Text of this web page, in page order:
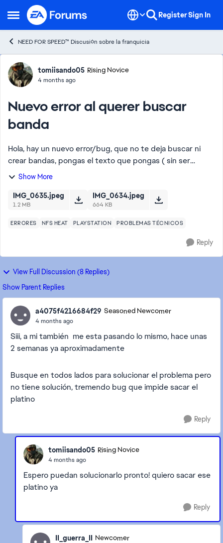
Open Side Menu
Skip to content RegisterSign In
NEED FOR SPEED™ Discusión sobre la franquicia
Forum Discussion
tomiisando05 Rising Novice
4 months ago
Nuevo error al querer buscar
banda
Hola, hay un nuevo error/bug, que no te deja buscar ni
crear bandas, pongas el texto que pongas ( sin ser
contenido obsceno), no te dejará crear ni buscar la banda
Show More
IMG_0635.jpeg
1.2 MB
IMG_0634.jpeg
664 KB
ERRORES NFS HEAT PLAYSTATION PROBLEMAS TÉCNICOS
Reply
View Full Discussion (8 Replies)
Show Parent Replies
a4075f4216684f29 Seasoned Newcomer
4 months ago
Siii, a mi también me esta pasando lo mismo, hace unas
2 semanas ya aproximadamente
Busque en todos lados para solucionar el problema pero
no tiene solución, tremendo bug que impide sacar el
platino
Reply
tomiisando05 Rising Novice
4 months ago
Espero puedan solucionarlo pronto! quiero sacar ese
platino ya
Reply
II_guerra_II Newcomer